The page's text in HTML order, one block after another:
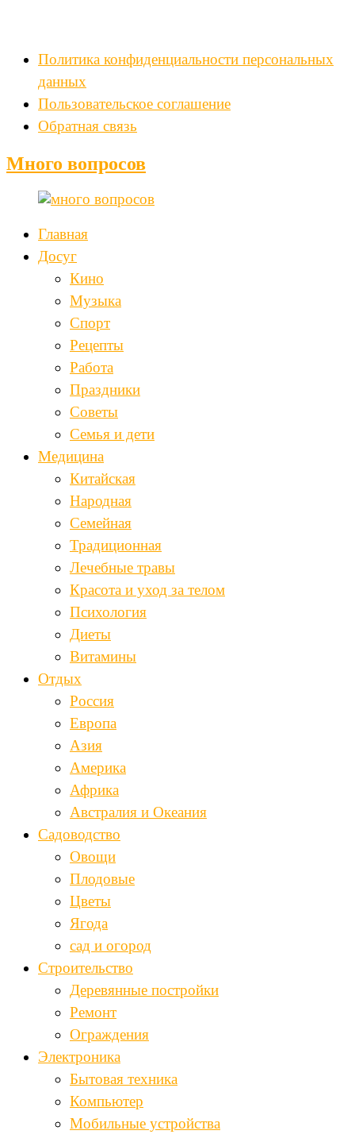
Политика конфиденциальности персональных
данных
Пользовательское соглашение
Обратная связь
Много вопросов
Главная
Досуг
Кино
Музыка
Спорт
Рецепты
Работа
Праздники
Советы
Семья и дети
Медицина
Китайская
Народная
Семейная
Традиционная
Лечебные травы
Красота и уход за телом
Психология
Диеты
Витамины
Отдых
Россия
Европа
Азия
Америка
Африка
Австралия и Океания
Садоводство
Овощи
Плодовые
Цветы
Ягода
сад и огород
Строительство
Деревянные постройки
Ремонт
Ограждения
Электроника
Бытовая техника
Компьютер
Мобильные устройства